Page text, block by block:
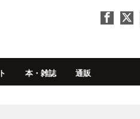
本・雑誌 通販